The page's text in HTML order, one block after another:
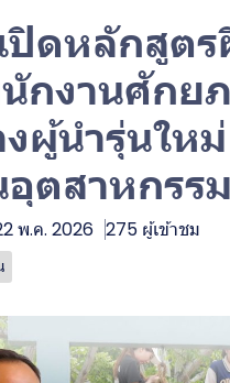
ปิดหลักสูต
กงานศักย
งผู้นำรุ่นให
อุตสาหกรร
พ.ค. 2026 275 ผู้เข้าชม